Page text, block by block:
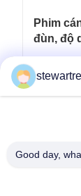
Phim
đùn, độ
BV
Good day,